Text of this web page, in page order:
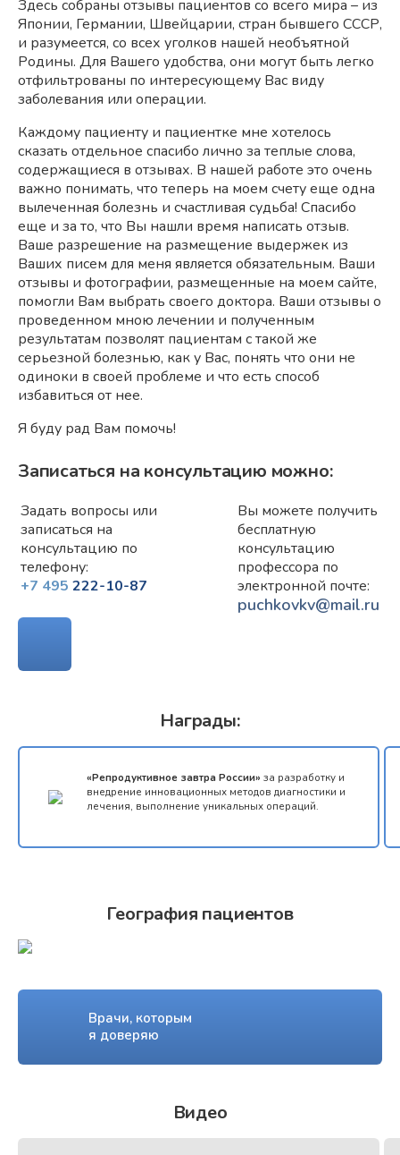
Награды:
«Репродуктивное завтра России» за разработку и
внедрение инновационных методов диагностики и
лечения, выполнение уникальных операций.
География пациентов
Врачи, которым
я доверяю
Видео
Здесь собраны отзывы пациентов со всего мира – из
Японии, Германии, Швейцарии, стран бывшего СССР,
и разумеется, со всех уголков нашей необъятной
Родины. Для Вашего удобства, они могут быть легко
отфильтрованы по интересующему Вас виду
заболевания или операции.
Каждому пациенту и пациентке мне хотелось
сказать отдельное спасибо лично за теплые слова,
содержащиеся в отзывах. В нашей работе это очень
важно понимать, что теперь на моем счету еще одна
вылеченная болезнь и счастливая судьба! Спасибо
еще и за то, что Вы нашли время написать отзыв.
Ваше разрешение на размещение выдержек из
Ваших писем для меня является обязательным. Ваши
отзывы и фотографии, размещенные на моем сайте,
помогли Вам выбрать своего доктора. Ваши отзывы о
проведенном мною лечении и полученным
результатам позволят пациентам с такой же
серьезной болезнью, как у Вас, понять что они не
одиноки в своей проблеме и что есть способ
избавиться от нее.
Я буду рад Вам помочь!
Записаться на консультацию можно:
Задать вопросы или
записаться на
консультацию по
телефону:
+7 495 222-10-87
Вы можете получить
бесплатную
консультацию
профессора по
электронной почте:
puchkovkv@mail.ru